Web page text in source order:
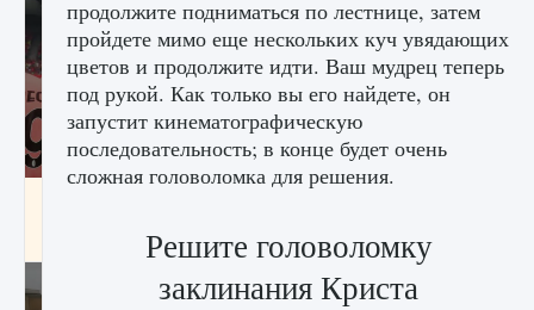
9 августа 2024
продолжите подниматься по лестнице, затем
пройдете мимо еще нескольких куч увядающих
цветов и продолжите идти. Ваш мудрец теперь
под рукой. Как только вы его найдете, он
запустит кинематографическую
последовательность; в конце будет очень
сложная головоломка для решения.
Решите головоломку
заклинания Криста